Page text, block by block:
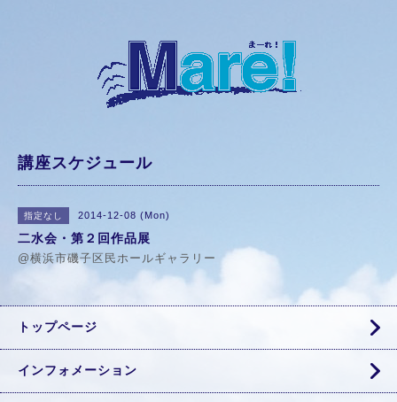
講座スケジュール
指定なし 2014-12-08 (Mon)
二水会・第２回作品展
@横浜市磯子区民ホールギャラリー
トップページ
インフォメーション